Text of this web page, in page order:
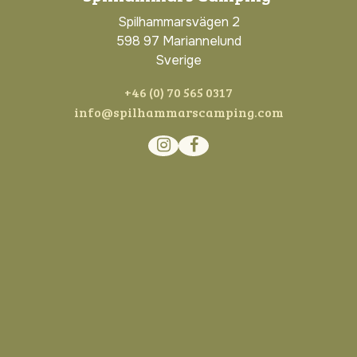
Spilhammarsvägen 2
598 97 Mariannelund
Sverige
+46 (0) 70 565 0317
info@spilhammarscamping.com